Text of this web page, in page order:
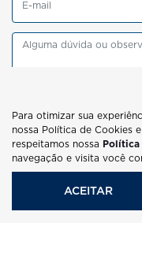
Preferência de contato:
Whatsapp
Para otimizar sua
nossa Política de Cookies
respeitamos nossa Política
navegação e visita você
ACEITAR